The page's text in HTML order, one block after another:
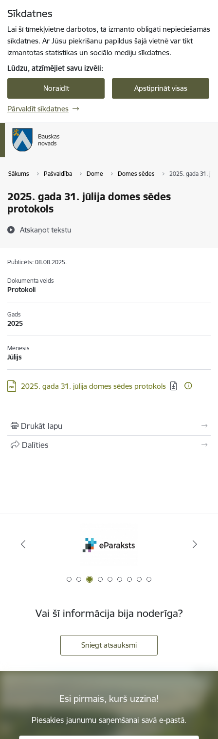
Sīkdatnes
Lai šī tīmekļvietne darbotos, tā izmanto obligāti nepieciešamās
sīkdatnes. Ar Jūsu piekrišanu papildus šajā vietnē var tikt
izmantotas statistikas un sociālo mediju sīkdatnes.
Lūdzu, atzīmējiet savu izvēli:
Noraidīt Apstiprināt visas
Pārvaldīt sīkdatnes
Sākums Pašvaldība Dome Domes sēdes 2025. gada 31.
2025. gada 31. jūlija domes sēdes
protokols
Atskaņot tekstu
Publicēts: 08.08.2025.
Dokumenta veids
Protokoli
Gads
2025
Mēnesis
Jūlijs
Lejupielādēt:
2025. gada 31. jūlija domes sēdes protokols
Drukāt lapu
Dalīties
Vai šī informācija bija noderīga?
Sniegt atsauksmi
Esi pirmais, kurš uzzina!
Piesakies jaunumu saņemšanai savā e-pastā.